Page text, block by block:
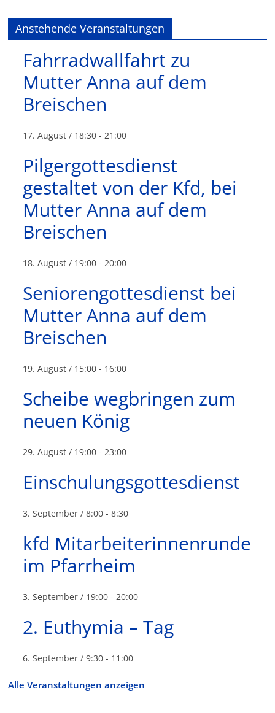
Anstehende Veranstaltungen
Fahrradwallfahrt zu
Mutter Anna auf dem
Breischen
17. August / 18:30 -21:00
Pilgergottesdienst
gestaltet von der Kfd, bei
Mutter Anna auf dem
Breischen
18. August / 19:00 -20:00
Seniorengottesdienst bei
Mutter Anna auf dem
Breischen
19. August / 15:00 - 16:00
Scheibe wegbringen zum
neuen König
29. August / 19:00 -23:00
Einschulungsgottesdienst
3. September / 8:00 -8:30
kfd Mitarbeiterinnenrunde
im Pfarrheim
3. September / 19:00 -20:00
2. Euthymia – Tag
6. September / 9:30 - 11:00
Alle Veranstaltungen anzeigen